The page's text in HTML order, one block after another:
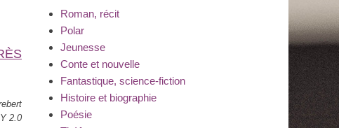
2.0
Roman, récit
Polar
Jeunesse
Conte et nouvelle
Fantastique, science-fiction
Histoire et biographie
Poésie